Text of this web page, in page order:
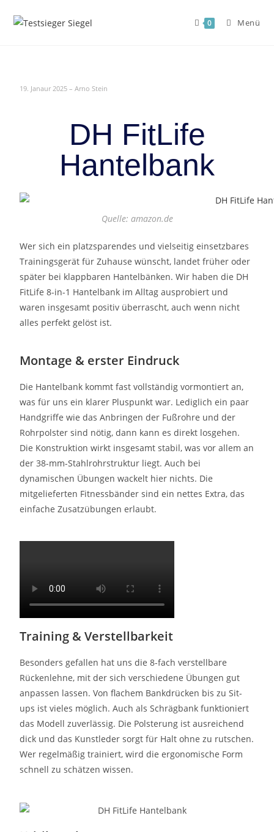
0 Menü
19. Janaur 2025 – Arno Stein
DH FitLife
Hantelbank
Quelle: amazon.de
Wer sich ein platzsparendes und vielseitig einsetzbares
Trainingsgerät für Zuhause wünscht, landet früher oder
später bei klappbaren Hantelbänken. Wir haben die DH
FitLife 8-in-1 Hantelbank im Alltag ausprobiert und
waren insgesamt positiv überrascht, auch wenn nicht
alles perfekt gelöst ist.
Montage & erster Eindruck
Die Hantelbank kommt fast vollständig vormontiert an,
was für uns ein klarer Pluspunkt war. Lediglich ein paar
Handgriffe wie das Anbringen der Fußrohre und der
Rohrpolster sind nötig, dann kann es direkt losgehen.
Die Konstruktion wirkt insgesamt stabil, was vor allem an
der 38-mm-Stahlrohrstruktur liegt. Auch bei
dynamischen Übungen wackelt hier nichts. Die
mitgelieferten Fitnessbänder sind ein nettes Extra, das
einfache Zusatzübungen erlaubt.
Training & Verstellbarkeit
Besonders gefallen hat uns die 8-fach verstellbare
Rückenlehne, mit der sich verschiedene Übungen gut
anpassen lassen. Von flachem Bankdrücken bis zu Sit-
ups ist vieles möglich. Auch als Schrägbank funktioniert
das Modell zuverlässig. Die Polsterung ist ausreichend
dick und das Kunstleder sorgt für Halt ohne zu rutschen.
Wer regelmäßig trainiert, wird die ergonomische Form
schnell zu schätzen wissen.